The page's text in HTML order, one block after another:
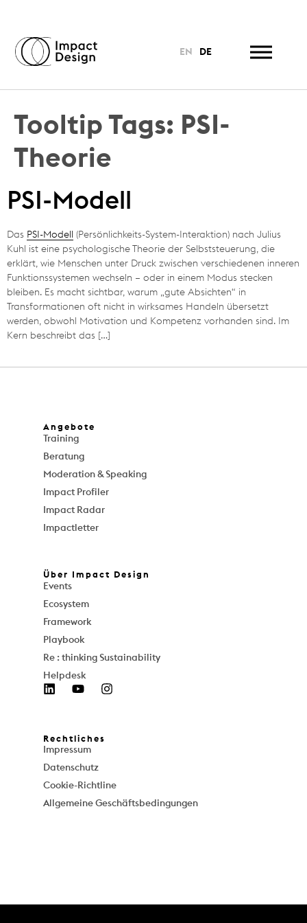
EN DE
Tooltip Tags: PSI-
Theorie
PSI-Modell
Das PSI-Modell
(Persönlichkeits-System-Interaktion) nach Julius
Kuhl ist eine psychologische Theorie der Selbststeuerung, die
erklärt, wie Menschen unter Druck zwischen verschiedenen inneren
Funktionssystemen wechseln – oder in einem Modus stecken
bleiben. Es macht sichtbar, warum „gute Absichten“ in
Transformationen oft nicht in wirksames Handeln übersetzt
werden, obwohl Motivation und Kompetenz vorhanden sind. Im
Kern beschreibt das […]
Angebote
Training
Beratung
Moderation & Speaking
Impact Profiler
Impact Radar
Impactletter
Über Impact Design
Events
Ecosystem
Framework
Playbook
Re : thinking Sustainability
Helpdesk
Rechtliches
Impressum
Datenschutz
Cookie-Richtline
Allgemeine Geschäftsbedingungen